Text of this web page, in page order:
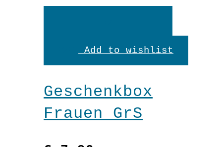
den
Add to wishlist
Geschenkbox
Frauen GrS